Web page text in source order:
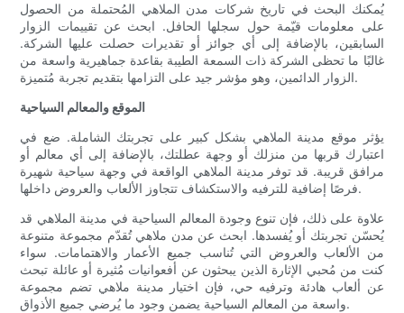
يُمكنك البحث في تاريخ شركات مدن الملاهي المُحتملة من الحصول
على معلومات قيّمة حول سجلها الحافل. ابحث عن تقييمات الزوار
السابقين، بالإضافة إلى أي جوائز أو تقديرات حصلت عليها الشركة.
غالبًا ما تحظى الشركة ذات السمعة الطيبة بقاعدة جماهيرية واسعة من
الزوار الدائمين، وهو مؤشر جيد على التزامها بتقديم تجربة مُتميزة.
الموقع والمعالم السياحية
يؤثر موقع مدينة الملاهي بشكل كبير على تجربتك الشاملة. ضع في
اعتبارك قربها من منزلك أو وجهة عطلتك، بالإضافة إلى أي معالم أو
مرافق قريبة. قد توفر مدينة الملاهي الواقعة في وجهة سياحية شهيرة
فرصًا إضافية للترفيه والاستكشاف تتجاوز الألعاب والعروض داخلها.
علاوة على ذلك، فإن تنوع وجودة المعالم السياحية في مدينة الملاهي قد
يُحسّن تجربتك أو يُفسدها. ابحث عن مدن ملاهي تُقدّم مجموعة متنوعة
من الألعاب والعروض التي تُناسب جميع الأعمار والاهتمامات. سواء
كنت من مُحبي الإثارة الذين يبحثون عن أفعوانيات مُثيرة أو عائلة تبحث
عن ألعاب هادئة وترفيه حي، فإن اختيار مدينة ملاهي تضم مجموعة
واسعة من المعالم السياحية يضمن وجود ما يُرضي جميع الأذواق.